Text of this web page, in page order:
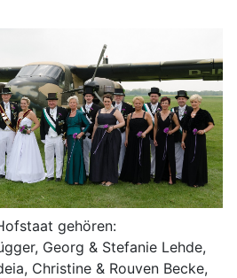
gehören:
Georg & Stefanie Lehde,
Christine & Rouven Becke,